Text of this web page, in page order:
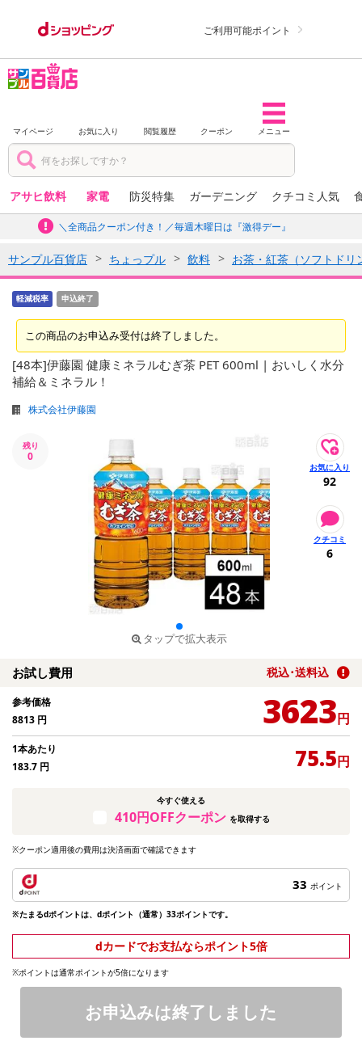
ご利用可能ポイント
マイページ お気に入り 閲覧履歴 クーポン メニュー
アサヒ飲料 家電 防災特集 ガーデニング クチコミ人気
＼全商品クーポン付き！／毎週木曜日は『激得デー』
サンプル百貨店 ちょっプル 飲料 お茶・紅茶（ソフトドリ
軽減税率 申込終了
この商品のお申込み受付は終了しました。
[48本]伊藤園 健康ミネラルむぎ茶 PET 600ml | おいしく水分
補給＆ミネラル！
株式会社伊藤園
残り
0
タップで拡大表示
92
6
お試し費用 税込･送料込
参考価格
8813 円 3623円
1本あたり
183.7 円 75.5円
今すぐ使える
410円OFFクーポン を取得する
※クーポン適用後の費用は決済画面で確認できます
33 ポイント
※たまるdポイントは、dポイント（通常）33ポイントです。
dカードでお支払ならポイント5倍
※ポイントは通常ポイントが5倍になります
お申込みは終了しました